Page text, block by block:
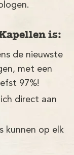
is:
de nieuwste
met een
97%!
direct aan
kunnen op elk